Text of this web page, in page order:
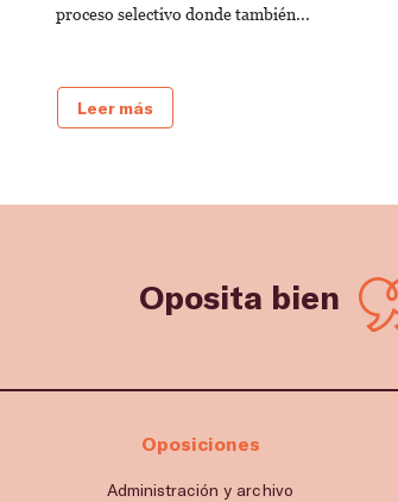
proceso selectivo donde también...
Leer más
Oposita bien
Oposiciones
Administración y archivo